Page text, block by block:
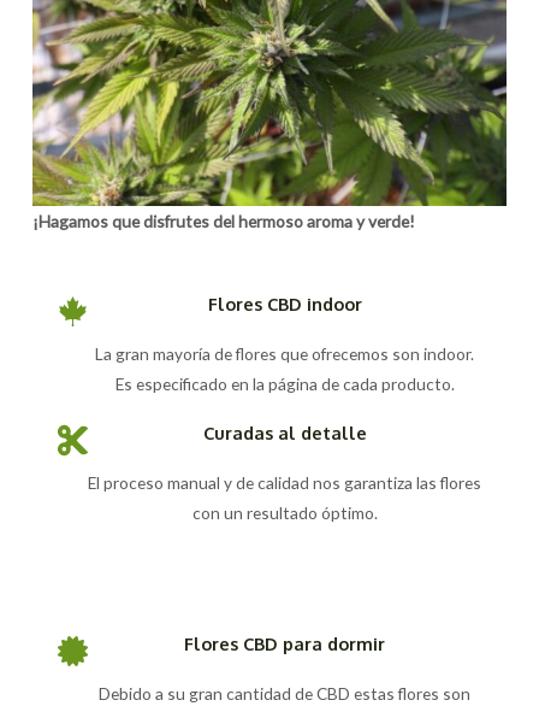
¡Hagamos que disfrutes del hermoso aroma y verde!
Flores CBD indoor
La gran mayoría de flores que ofrecemos son indoor.
Es especificado en la página de cada producto.
Curadas al detalle
El proceso manual y de calidad nos garantiza las flores
con un resultado óptimo.
Flores CBD para dormir
Debido a su gran cantidad de CBD estas flores son